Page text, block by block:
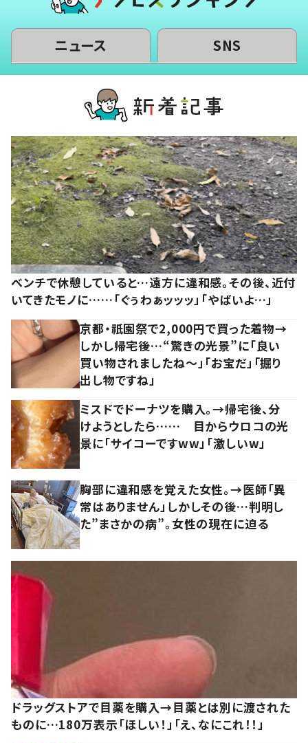
ニュース SNS
ベンチで休憩していると…遠方に違和感。その後、近付
いてきたモノに……「ぐぅわぁッッッ」「やばいよ…」
京都・祇園祭で2,000円で買った着物→
しかし帰宅後…“驚きの光景”に「良い
買い物されましたね～」「お宝だ」「掘り
出し物ですね」
ミスドでドーナツを購入。→帰宅後、分
けようとしたら…… 目からウロコの光
景に「サイコーですww」「激しいw」
胸部に違和感を覚えた女性。→医師「異
常はありません」しかしその後…判明し
た”まさかの病”。女性の現在に迫る
ドラッグストアで目薬を購入→目薬とは別に渡された
ものに…180万表示「ほしい！」「え、なにこれ！！」